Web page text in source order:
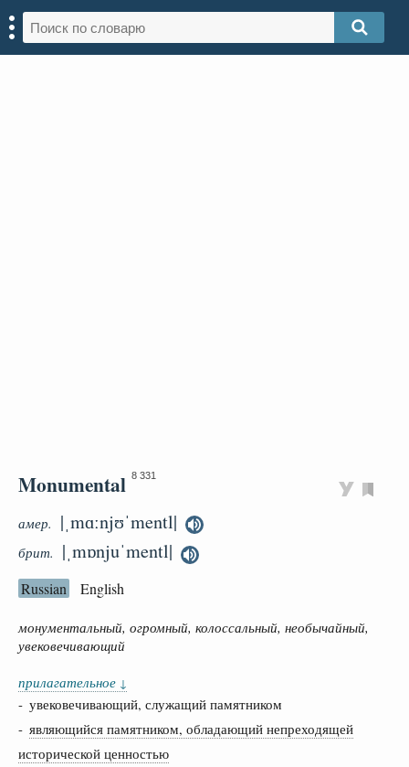
Monumental 8 331
амер. |ˌmɑːnjʊˈmentl|
брит. |ˌmɒnjuˈmentl|
Russian English
монументальный, огромный, колоссальный, необычайный,
увековечивающий
прилагательное ↓
- увековечивающий, служащий памятником
- являющийся памятником, обладающий непреходящей
исторической ценностью